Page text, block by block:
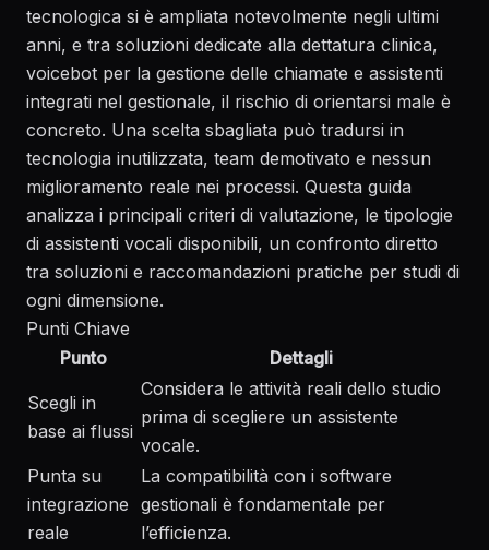
tecnologica si è ampliata notevolmente negli ultimi
anni, e tra soluzioni dedicate alla dettatura clinica,
voicebot per la gestione delle chiamate e assistenti
integrati nel gestionale, il rischio di orientarsi male è
concreto. Una scelta sbagliata può tradursi in
tecnologia inutilizzata, team demotivato e nessun
miglioramento reale nei processi. Questa guida
analizza i principali criteri di valutazione, le tipologie
di assistenti vocali disponibili, un confronto diretto
tra soluzioni e raccomandazioni pratiche per studi di
ogni dimensione.
Punti Chiave
Punto
Dettagli
Scegli in
base ai flussi
Considera le attività reali dello studio
prima di scegliere un assistente
vocale.
Punta su
integrazione
reale
La compatibilità con i software
gestionali è fondamentale per
l’efficienza.